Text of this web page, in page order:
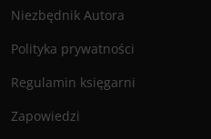
Niezbędnik Autora
Polityka prywatności
Regulamin księgarni
Zapowiedzi